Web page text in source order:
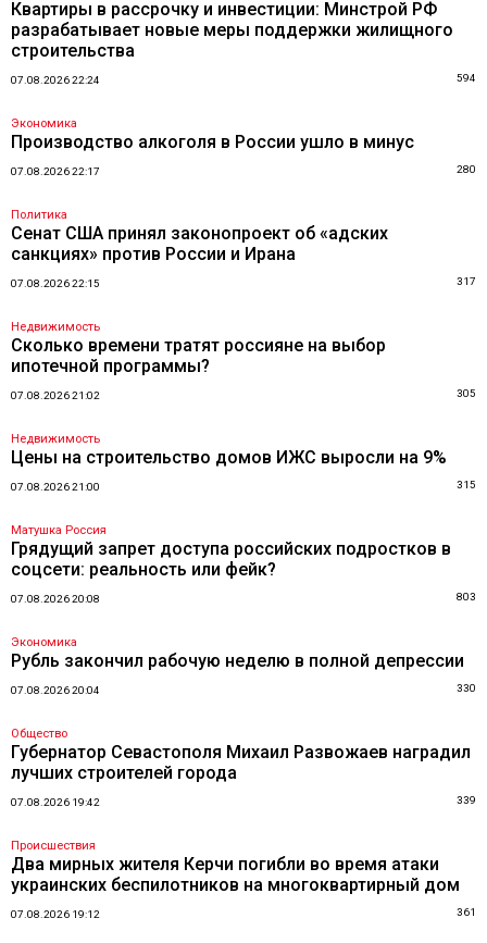
Квартиры в рассрочку и инвестиции: Минстрой РФ
разрабатывает новые меры поддержки жилищного
строительства
07.08.2026 22:24 594
Экономика
Производство алкоголя в России ушло в минус
07.08.2026 22:17 280
Политика
Сенат США принял законопроект об «адских
санкциях» против России и Ирана
07.08.2026 22:15 317
Недвижимость
Сколько времени тратят россияне на выбор
ипотечной программы?
07.08.2026 21:02 305
Недвижимость
Цены на строительство домов ИЖС выросли на 9%
07.08.2026 21:00 315
Матушка Россия
Грядущий запрет доступа российских подростков в
соцсети: реальность или фейк?
07.08.2026 20:08 803
Экономика
Рубль закончил рабочую неделю в полной депрессии
07.08.2026 20:04 330
Общество
Губернатор Севастополя Михаил Развожаев наградил
лучших строителей города
07.08.2026 19:42 339
Происшествия
Два мирных жителя Керчи погибли во время атаки
украинских беспилотников на многоквартирный дом
07.08.2026 19:12 361